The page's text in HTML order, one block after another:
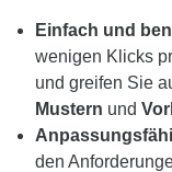
Einfach und
wenigen Klicks
und greifen Sie
Mustern und
den